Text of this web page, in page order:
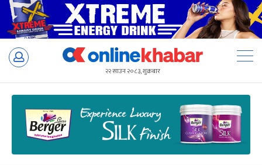
Skip
२२ साउन २०८३, शुक्रबार